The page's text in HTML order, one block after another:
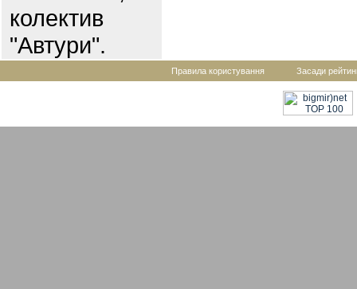
колектив
"Автури".
Правила користування Засади